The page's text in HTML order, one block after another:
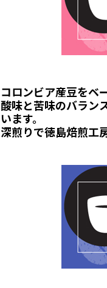
コロンビア産豆をベ
酸味と苦味のバラン
います。
深煎りで徳島焙煎工